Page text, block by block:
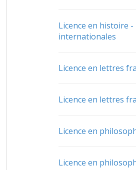
Licence en histoire
internationales
Licence en lettres
Licence en lettres
Licence en
Licence en